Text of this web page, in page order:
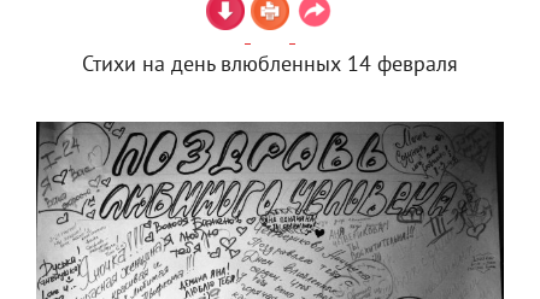
Стихи на день влюбленных 14 февраля